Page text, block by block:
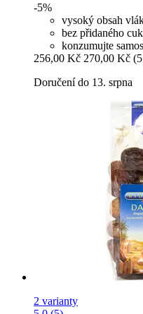
-5%
vysoký obsah
bez přidaného
konzumujte
256,00 Kč 270,00 Kč
Doručení do 13. srpna
2 varianty